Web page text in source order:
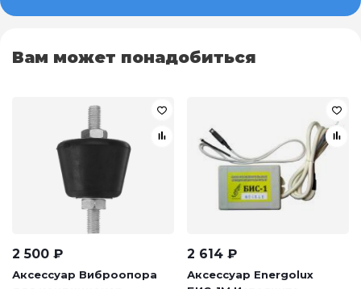
Вам может понадобиться
2 500 ₽
Аксессуар Виброопора
2 614 ₽
Аксессуар Energolux